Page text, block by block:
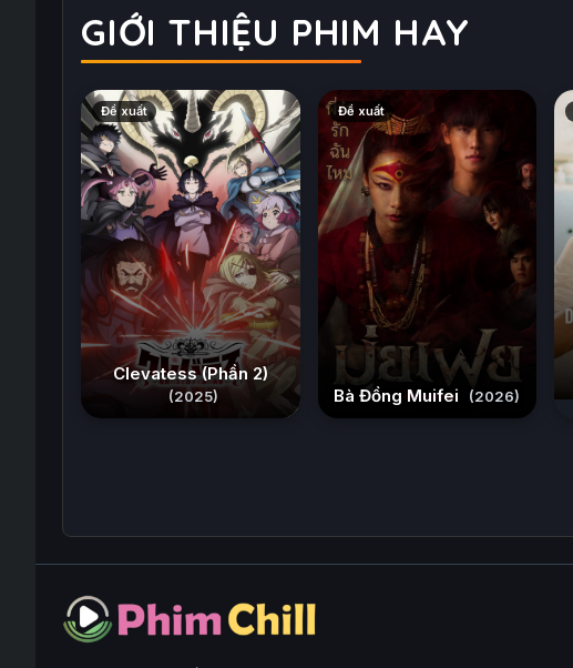
GIỚI THIỆU PHIM HAY
Đề xuất
Clevatess (Phần 2)
(2025)
Đề xuất
Bà Đồng Muifei (2026)